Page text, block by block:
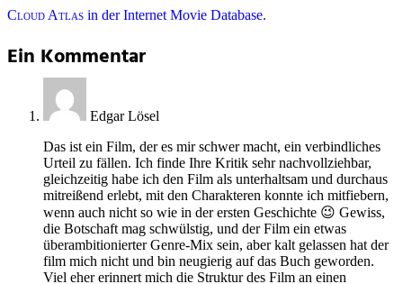
Cloud Atlas in der Internet Movie Database.
Ein Kommentar
Edgar Lösel
Das ist ein Film, der es mir schwer macht, ein verbindliches
Urteil zu fällen. Ich finde Ihre Kritik sehr nachvollziehbar,
gleichzeitig habe ich den Film als unterhaltsam und durchaus
mitreißend erlebt, mit den Charakteren konnte ich mitfiebern,
wenn auch nicht so wie in der ersten Geschichte 😉 Gewiss,
die Botschaft mag schwülstig, und der Film ein etwas
überambitionierter Genre-Mix sein, aber kalt gelassen hat der
film mich nicht und bin neugierig auf das Buch geworden.
Viel eher erinnert mich die Struktur des Film an einen